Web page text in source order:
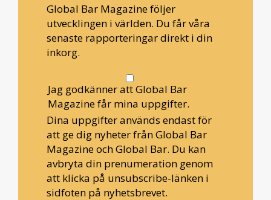
Global Bar Magazine följer
utvecklingen i världen. Du får våra
senaste rapporteringar direkt i din
inkorg.
Jag godkänner att Global Bar
Magazine får mina uppgifter.
Dina uppgifter används endast för
att ge dig nyheter från Global Bar
Magazine och Global Bar. Du kan
avbryta din prenumeration genom
att klicka på unsubscribe-länken i
sidfoten på nyhetsbrevet.